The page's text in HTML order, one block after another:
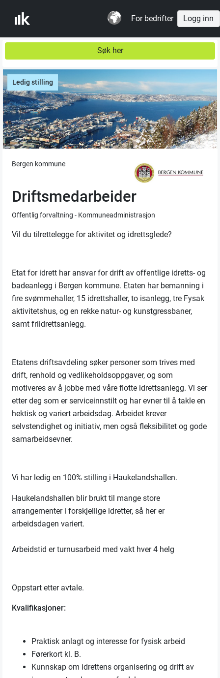
For bedrifter Logg inn
Søk her
Ledig stilling
Bergen kommune
Driftsmedarbeider
Offentlig forvaltning - Kommuneadministrasjon
Vil du tilrettelegge for aktivitet og idrettsglede?
Etat for idrett har ansvar for drift av offentlige idretts- og
badeanlegg i Bergen kommune. Etaten har bemanning i
fire svømmehaller, 15 idrettshaller, to isanlegg, tre Fysak
aktivitetshus, og en rekke natur- og kunstgressbaner,
samt friidrettsanlegg.
Etatens driftsavdeling søker personer som trives med
drift, renhold og vedlikeholdsoppgaver, og som
motiveres av å jobbe med våre flotte idrettsanlegg. Vi ser
etter deg som er serviceinnstilt og har evner til å takle en
hektisk og variert arbeidsdag. Arbeidet krever
selvstendighet og initiativ, men også fleksibilitet og gode
samarbeidsevner.
Vi har ledig en 100% stilling i Haukelandshallen.
Haukelandshallen blir brukt til mange store
arrangementer i forskjellige idretter, så her er
arbeidsdagen variert.
Arbeidstid er turnusarbeid med vakt hver 4 helg
Oppstart etter avtale.
Kvalifikasjoner:
Praktisk anlagt og interesse for fysisk arbeid
Førerkort kl. B.
Kunnskap om idrettens organisering og drift av